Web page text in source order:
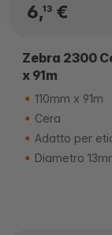
6,13€
Zebra 2300
x 91m
110mm x 91m
Cera
Adatto per
Diametro